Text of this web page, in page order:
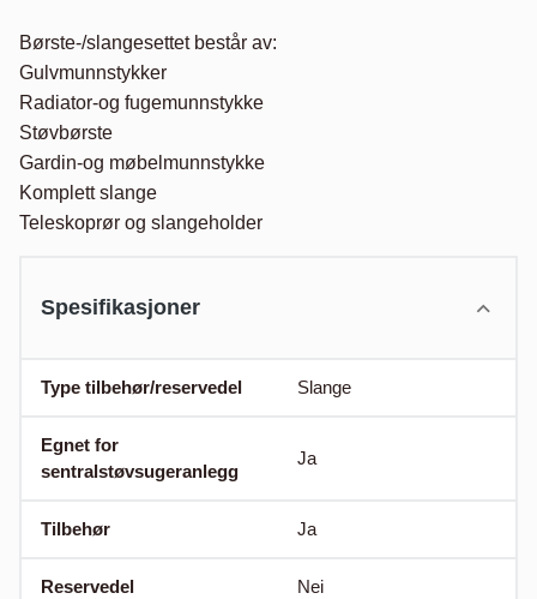
Børste-/slangesettet består av:
Gulvmunnstykker
Radiator-og fugemunnstykke
Støvbørste
Gardin-og møbelmunnstykke
Komplett slange
Teleskoprør og slangeholder
Spesifikasjoner
Type tilbehør/reservedel Slange
Egnet for
sentralstøvsugeranlegg
Ja
Tilbehør Ja
Reservedel Nei